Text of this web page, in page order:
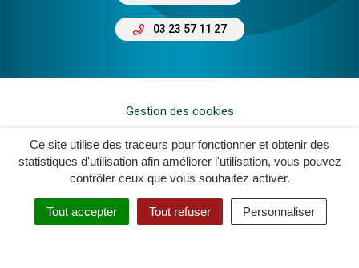
Ce site utilise des traceurs pour fonctionner et obtenir des
statistiques d'utilisation afin améliorer l'utilisation, vous pouvez
contrôler ceux que vous souhaitez activer.
Tout accepter Tout refuser Personnaliser
03 23 57 11 27
Gestion des cookies
Plan du site
Mentions légales
Crédits
Accessibilité : Non Conforme